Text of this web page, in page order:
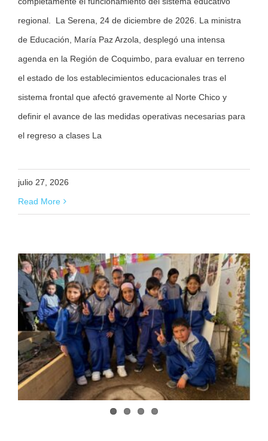
regional. La Serena, 24 de diciembre de 2026. La ministra
de Educación, María Paz Arzola, desplegó una intensa
agenda en la Región de Coquimbo, para evaluar en terreno
el estado de los establecimientos educacionales tras el
sistema frontal que afectó gravemente al Norte Chico y
definir el avance de las medidas operativas necesarias para
el regreso a clases La
julio 27, 2026
Read More